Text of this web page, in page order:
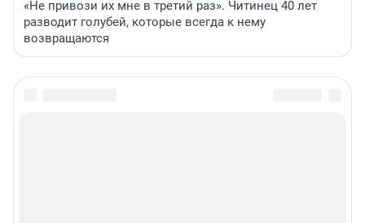
«Не привози их мне в третий раз». Читинец 40 лет
разводит голубей, которые всегда к нему
возвращаются